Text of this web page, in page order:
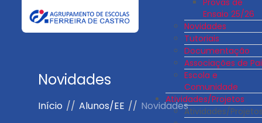
Ensaio 25/26
Novidades
Tutoriais
Documentação
Associações de
Escola e
Comunidade
Atividades/Projetos
Atividades/
Novidades
Início // Alunos/EE // Novidades